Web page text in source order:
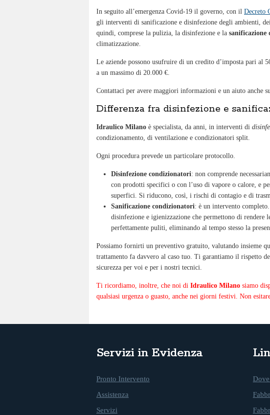
In seguito all’emergenza Covid-19 il governo, con il Decreto
gli interventi di sanificazione e disinfezione degli ambienti,
quindi, comprese la pulizia, la disinfezione e la sanificazione
climatizzazione.
Le aziende possono usufruire di un credito d’imposta pari al
a un massimo di 20.000 €.
Contattaci per avere maggiori informazioni e un aiuto anche
Differenza fra disinfezione e
Idraulico Milano è specialista, da anni, in interventi di
condizionamento, di ventilazione e condizionatori split.
Ogni procedura prevede un particolare protocollo.
Disinfezione condizionatori: non comprende
con prodotti specifici o con l’uso di vapore o calore, e
superfici. Si riducono, così, i rischi di contagio e di
Sanificazione condizionatori: è un intervento
disinfezione e igienizzazione che permettono di
perfettamente puliti, eliminando al tempo stesso la
Possiamo fornirti un preventivo gratuito, valutando insieme
trattamento fa davvero al caso tuo. Ti garantiamo il rispetto
sicurezza per voi e per i nostri tecnici.
Ti ricordiamo, inoltre, che noi di Idraulico Milano siamo
qualsiasi urgenza o guasto, anche nei giorni festivi. Non
Servizi in Evidenza
Pronto Intervento
Assistenza
Servizi